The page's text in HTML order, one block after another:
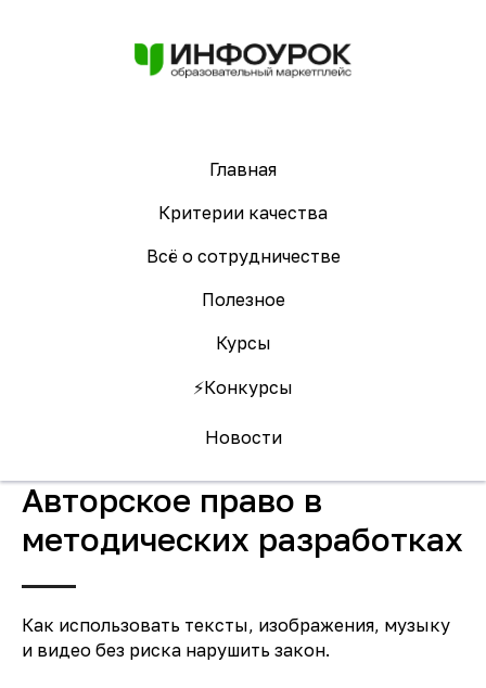
Главная
Критерии качества
Всё о сотрудничестве
Полезное
Курсы
⚡️Конкурсы
Новости
Авторское право в
методических разработках
Как использовать тексты, изображения, музыку
и видео без риска нарушить закон.